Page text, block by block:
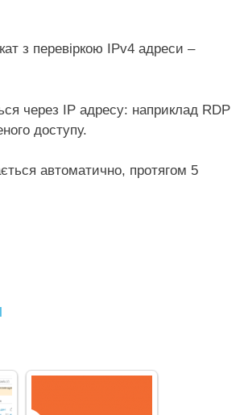
з перевіркою IPv4 адреси –
через IP адресу: наприклад RDP
доступу.
автоматично, протягом 5